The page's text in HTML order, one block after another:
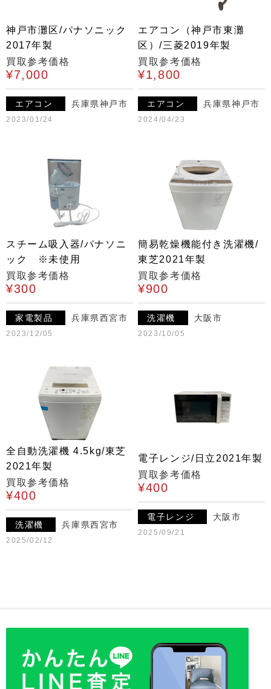
神戸市灘区/パナソニック
2017年製
買取参考価格
¥7,000
エアコン 兵庫県神戸市
2023/01/24
エアコン（神戸市東灘
区）/三菱2019年製
買取参考価格
¥1,800
エアコン 兵庫県神戸市
2024/04/23
スチーム吸入器/パナソニ
ック ※未使用
買取参考価格
¥300
家電製品 兵庫県西宮市
2023/12/05
簡易乾燥機能付き洗濯機/
東芝2021年製
買取参考価格
¥900
洗濯機 大阪市
2023/10/05
全自動洗濯機 4.5kg/東芝
2021年製
買取参考価格
¥400
洗濯機 兵庫県西宮市
2025/02/12
電子レンジ/日立2021年製
買取参考価格
¥400
電子レンジ 大阪市
2025/09/21